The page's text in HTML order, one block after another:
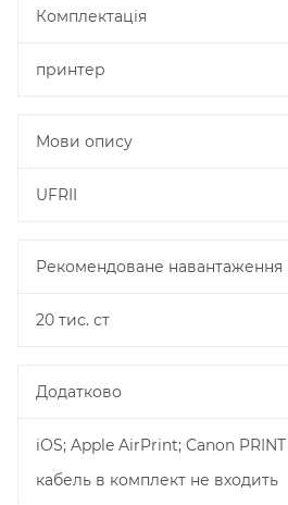
Комплектація
принтер
Мови опису
UFRII
Рекомендоване навантаження
20 тис. ст
Додатково
iOS; Apple AirPrint; Canon
кабель в комплект не входить